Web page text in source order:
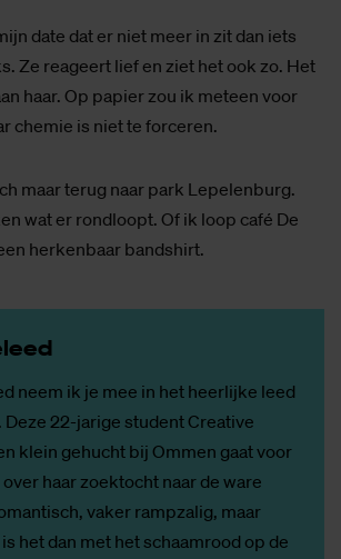
date dat er niet meer in zit dan iets
Ze reageert lief en ziet het ook zo. Het
haar. Op papier zou ik meteen voor
chemie is niet te forceren.
maar terug naar park Lepelenburg.
wat er rondloopt. Of ik loop café De
herkenbaar bandshirt.
neem ik je mee in het heerlijke leed
Deze 22-jarige student Creative
klein gehucht bij Ommen gaat voor
haar zoektocht naar de ware
vaker rampzalig, maar
het dan met het schaamrood op de